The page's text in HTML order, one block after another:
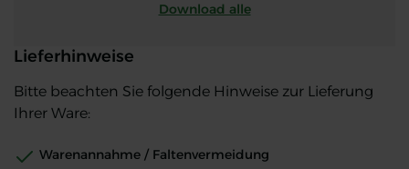
Download alle
Lieferhinweise
Bitte beachten Sie folgende Hinweise zur Lieferung
Ihrer Ware:
Warenannahme / Faltenvermeidung